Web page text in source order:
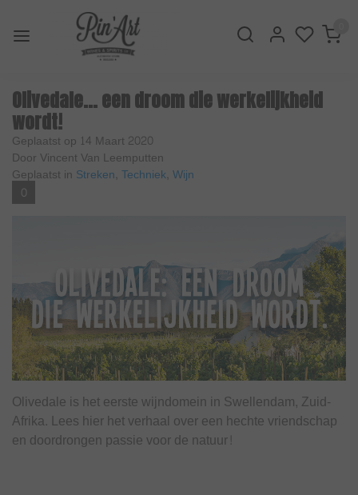
Olivedale... een droom die werkelijkheid
wordt!
Geplaatst op 14 Maart 2020
Door Vincent Van Leemputten
Geplaatst in Streken,Techniek,Wijn
0
Olivedale is het eerste wijndomein in Swellendam, Zuid-
Afrika. Lees hier het verhaal over een hechte vriendschap
en doordrongen passie voor de natuur!